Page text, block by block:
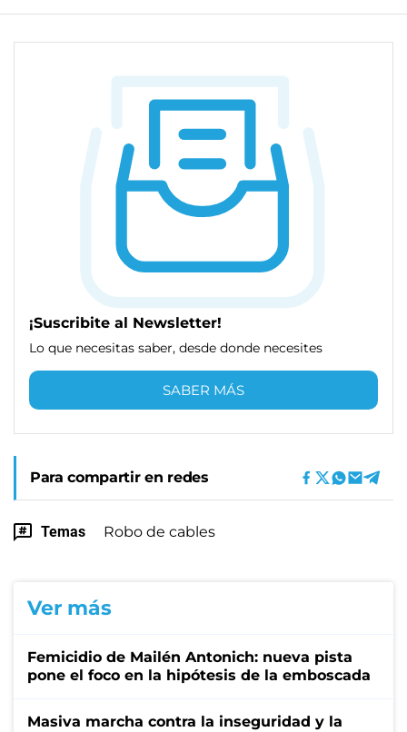
¡Suscribite al Newsletter!
Lo que necesitas saber, desde donde necesites
SABER MÁS
Para compartir en redes
Temas Robo de cables
Ver más
Femicidio de Mailén Antonich: nueva pista
pone el foco en la hipótesis de la emboscada
Masiva marcha contra la inseguridad y la